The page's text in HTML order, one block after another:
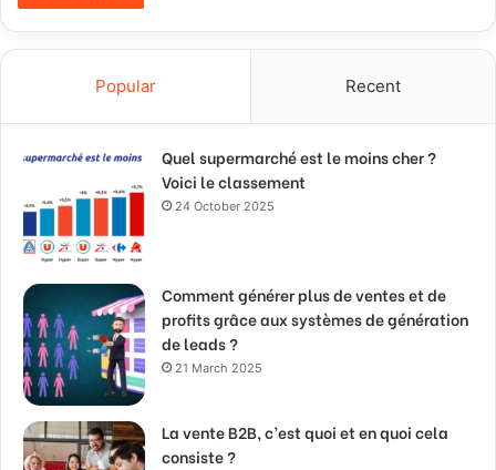
Popular Recent
Quel supermarché est le moins cher ?
Voici le classement
24 October 2025
Comment générer plus de ventes et de
profits grâce aux systèmes de génération
de leads ?
21 March 2025
La vente B2B, c’est quoi et en quoi cela
consiste ?